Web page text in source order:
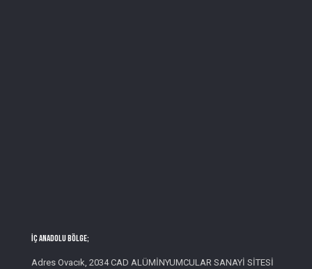
İç Anadolu Bölge;
Adres Ovacık, 2034 CAD ALÜMİNYUMCULAR SANAYİ SİTESİ